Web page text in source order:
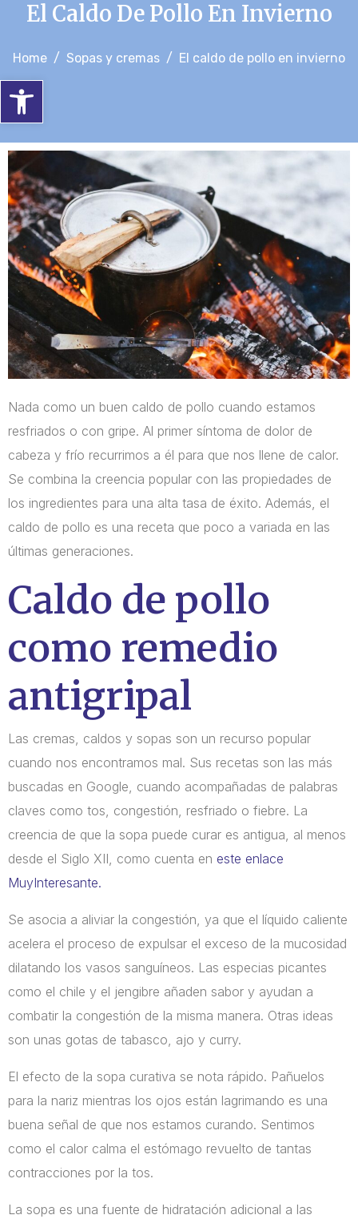
Abrir barra de herramientas
El Caldo De Pollo En Invierno
Home Sopas y cremas El caldo de pollo en invierno
Nada como un buen caldo de pollo cuando estamos
resfriados o con gripe. Al primer síntoma de dolor de
cabeza y frío recurrimos a él para que nos llene de calor.
Se combina la creencia popular con las propiedades de
los ingredientes para una alta tasa de éxito. Además, el
caldo de pollo es una receta que poco a variada en las
últimas generaciones.
Caldo de pollo
como remedio
antigripal
Las cremas, caldos y sopas son un recurso popular
cuando nos encontramos mal. Sus recetas son las más
buscadas en Google, cuando acompañadas de palabras
claves como tos, congestión, resfriado o fiebre. La
creencia de que la sopa puede curar es antigua, al menos
desde el Siglo XII, como cuenta en este enlace
MuyInteresante.
Se asocia a aliviar la congestión, ya que el líquido caliente
acelera el proceso de expulsar el exceso de la mucosidad
dilatando los vasos sanguíneos. Las especias picantes
como el chile y el jengibre añaden sabor y ayudan a
combatir la congestión de la misma manera. Otras ideas
son unas gotas de tabasco, ajo y curry.
El efecto de la sopa curativa se nota rápido. Pañuelos
para la nariz mientras los ojos están lagrimando es una
buena señal de que nos estamos curando. Sentimos
como el calor calma el estómago revuelto de tantas
contracciones por la tos.
La sopa es una fuente de hidratación adicional a las